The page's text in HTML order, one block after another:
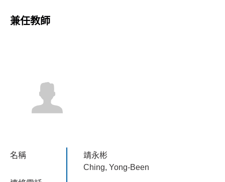
兼任教師
名稱
靖永彬
Ching, Yong-Been